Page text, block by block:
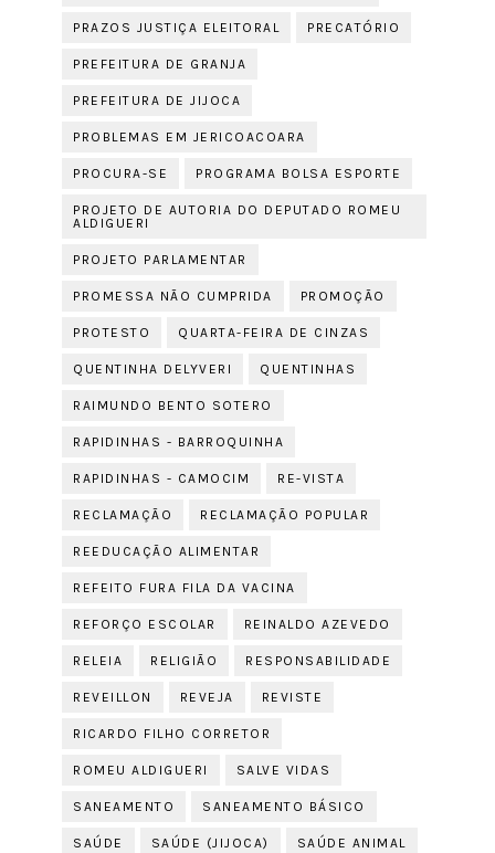
PRAZOS JUSTIÇA ELEITORAL PRECATÓRIO
PREFEITURA DE GRANJA
PREFEITURA DE JIJOCA
PROBLEMAS EM JERICOACOARA
PROCURA-SE PROGRAMA BOLSA ESPORTE
PROJETO DE AUTORIA DO DEPUTADO ROMEU
ALDIGUERI
PROJETO PARLAMENTAR
PROMESSA NÃO CUMPRIDA PROMOÇÃO
PROTESTO QUARTA-FEIRA DE CINZAS
QUENTINHA DELYVERI QUENTINHAS
RAIMUNDO BENTO SOTERO
RAPIDINHAS - BARROQUINHA
RAPIDINHAS - CAMOCIM RE-VISTA
RECLAMAÇÃO RECLAMAÇÃO POPULAR
REEDUCAÇÃO ALIMENTAR
REFEITO FURA FILA DA VACINA
REFORÇO ESCOLAR REINALDO AZEVEDO
RELEIA RELIGIÃO RESPONSABILIDADE
REVEILLON REVEJA REVISTE
RICARDO FILHO CORRETOR
ROMEU ALDIGUERI SALVE VIDAS
SANEAMENTO SANEAMENTO BÁSICO
SAÚDE SAÚDE (JIJOCA) SAÚDE ANIMAL